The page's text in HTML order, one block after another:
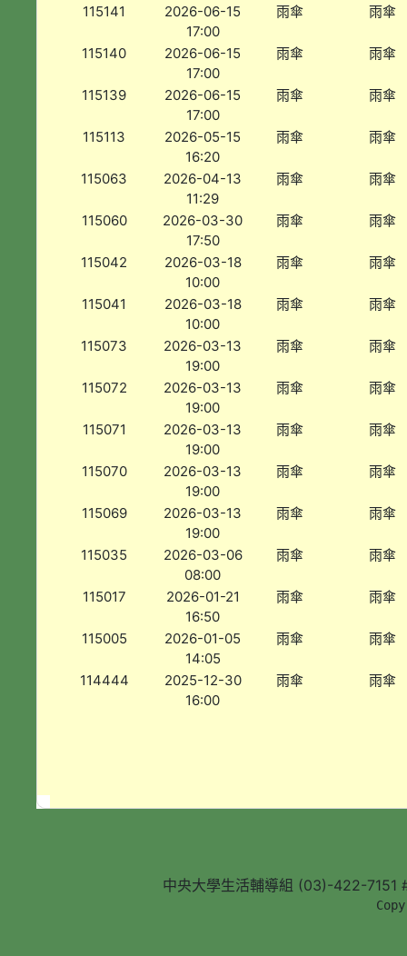
115141
2026-06-15
17:00
雨傘 雨傘
115140
2026-06-15
17:00
雨傘 雨傘
115139
2026-06-15
17:00
雨傘 雨傘
115113
2026-05-15
16:20
雨傘 雨傘
115063
2026-04-13
11:29
雨傘 雨傘
115060
2026-03-30
17:50
雨傘 雨傘
115042
2026-03-18
10:00
雨傘 雨傘
115041
2026-03-18
10:00
雨傘 雨傘
115073
2026-03-13
19:00
雨傘 雨傘
115072
2026-03-13
19:00
雨傘 雨傘
115071
2026-03-13
19:00
雨傘 雨傘
115070
2026-03-13
19:00
雨傘 雨傘
115069
2026-03-13
19:00
雨傘 雨傘
115035
2026-03-06
08:00
雨傘 雨傘
115017
2026-01-21
16:50
雨傘 雨傘
115005
2026-01-05
14:05
雨傘 雨傘
114444
2025-12-30
16:00
雨傘 雨傘
中央大學生活輔導組 (03)-422-7151